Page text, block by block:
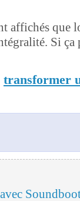
affichés que
Si ça
transformer